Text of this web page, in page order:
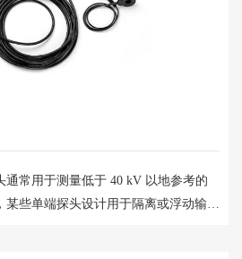
通常用于测量低于 40 kV 以地参考的
某些单端探头设计用于隔离或浮动输入